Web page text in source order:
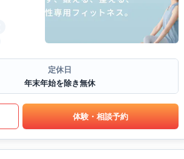
定休日
年末年始を除き無休
体験・相談予約